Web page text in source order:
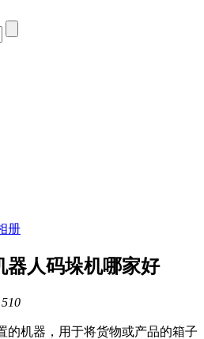
册
器人码垛机哪家好
510
的机器，用于将货物或产品的箱子